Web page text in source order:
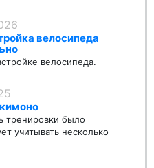
велосипеда
велосипеда.
тренировки было
учитывать несколько